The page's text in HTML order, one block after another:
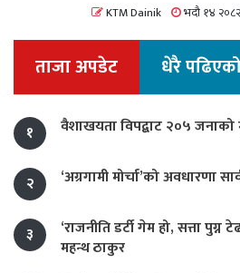
KTM Dainik भदौ १४ २०८२
ताजा अपडेट धेरै
१ वैशाखयता विपद्बाट २०५ जनाको
२ ‘अग्रगामी मोर्चा’को अवधारणा
३
‘राजनीति डर्टी गेम हो, सत्ता पुग्न
महन्थ ठाकुर